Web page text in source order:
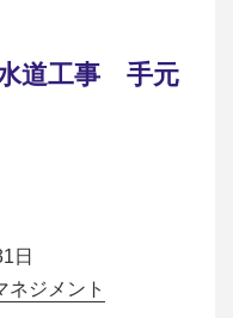
道工事 手元
日
ネジメント